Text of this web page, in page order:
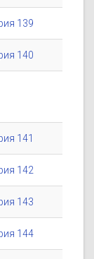
139
140
141
142
143
144